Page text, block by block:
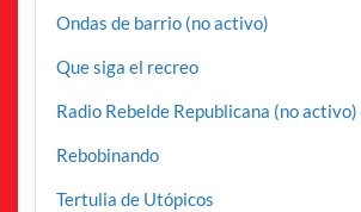
Ondas de barrio (no activo)
Que siga el recreo
Radio Rebelde Republicana (no activo)
Rebobinando
Tertulia de Utópicos